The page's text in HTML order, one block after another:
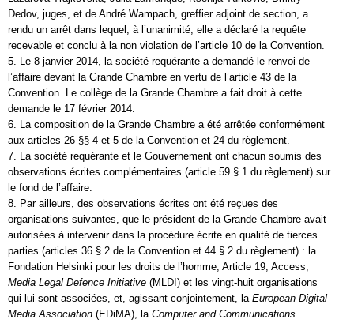
Dedov, juges, et de André Wampach, greffier adjoint de section, a
rendu un arrêt dans lequel, à l’unanimité, elle a déclaré la requête
recevable et conclu à la non violation de l’article 10 de la Convention.
5. Le 8 janvier 2014, la société requérante a demandé le renvoi de
l’affaire devant la Grande Chambre en vertu de l’article 43 de la
Convention. Le collège de la Grande Chambre a fait droit à cette
demande le 17 février 2014.
6. La composition de la Grande Chambre a été arrêtée conformément
aux articles 26 §§ 4 et 5 de la Convention et 24 du règlement.
7. La société requérante et le Gouvernement ont chacun soumis des
observations écrites complémentaires (article 59 § 1 du règlement) sur
le fond de l’affaire.
8. Par ailleurs, des observations écrites ont été reçues des
organisations suivantes, que le président de la Grande Chambre avait
autorisées à intervenir dans la procédure écrite en qualité de tierces
parties (articles 36 § 2 de la Convention et 44 § 2 du règlement) : la
Fondation Helsinki pour les droits de l’homme, Article 19, Access,
Media Legal Defence Initiative (MLDI) et les vingt-huit organisations
qui lui sont associées, et, agissant conjointement, la European Digital
Media Association (EDiMA), la Computer and Communications